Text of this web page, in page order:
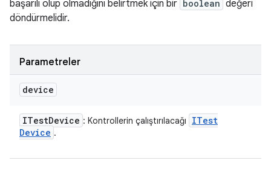
başarılı olup olmadığını belirtmek için bir boolean değeri
döndürmelidir.
Parametreler
device
ITestDevice : Kontrollerin çalıştırılacağı
ITest
Device .